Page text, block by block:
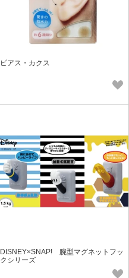
ピアス・カクス
DISNEY×SNAP! 腕型マグネットフッ
クシリーズ